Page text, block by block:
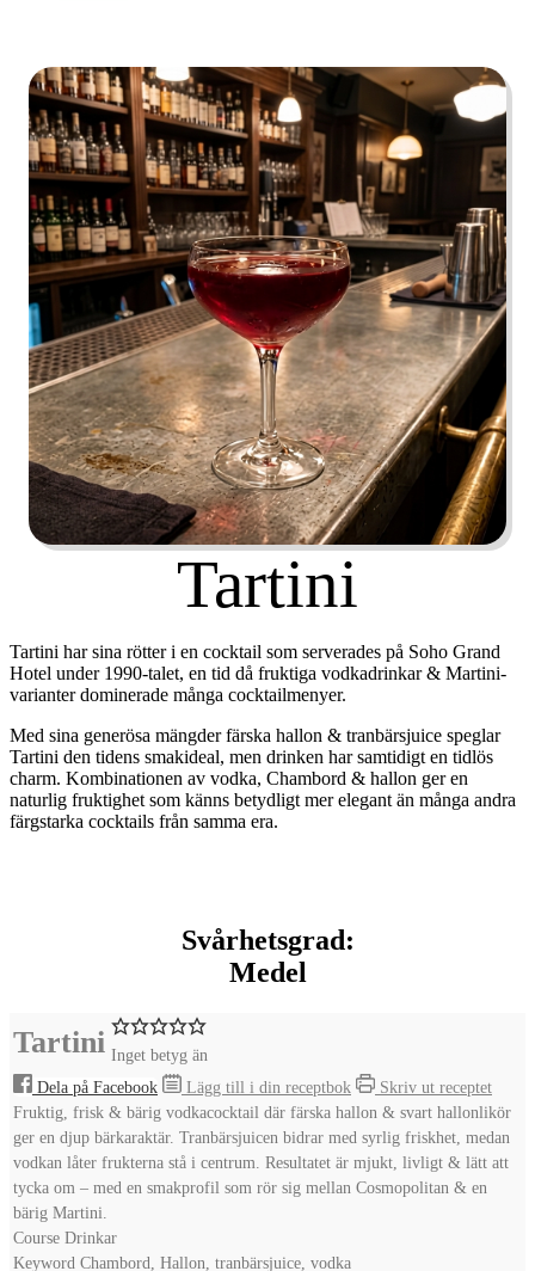
Tartini
Tartini har sina rötter i en cocktail som serverades på Soho Grand
Hotel under 1990-talet, en tid då fruktiga vodkadrinkar & Martini-
varianter dominerade många cocktailmenyer.
Med sina generösa mängder färska hallon & tranbärsjuice speglar
Tartini den tidens smakideal, men drinken har samtidigt en tidlös
charm. Kombinationen av vodka, Chambord & hallon ger en
naturlig fruktighet som känns betydligt mer elegant än många andra
färgstarka cocktails från samma era.
Svårhetsgrad:
Medel
Tartini Inget betyg än
Dela på Facebook
Lägg till i din receptbok
Skriv ut receptet
Fruktig, frisk & bärig vodkacocktail där färska hallon & svart hallonlikör
ger en djup bärkaraktär. Tranbärsjuicen bidrar med syrlig friskhet, medan
vodkan låter frukterna stå i centrum. Resultatet är mjukt, livligt & lätt att
tycka om – med en smakprofil som rör sig mellan Cosmopolitan & en
bärig Martini.
Course Drinkar
Keyword Chambord, Hallon, tranbärsjuice, vodka